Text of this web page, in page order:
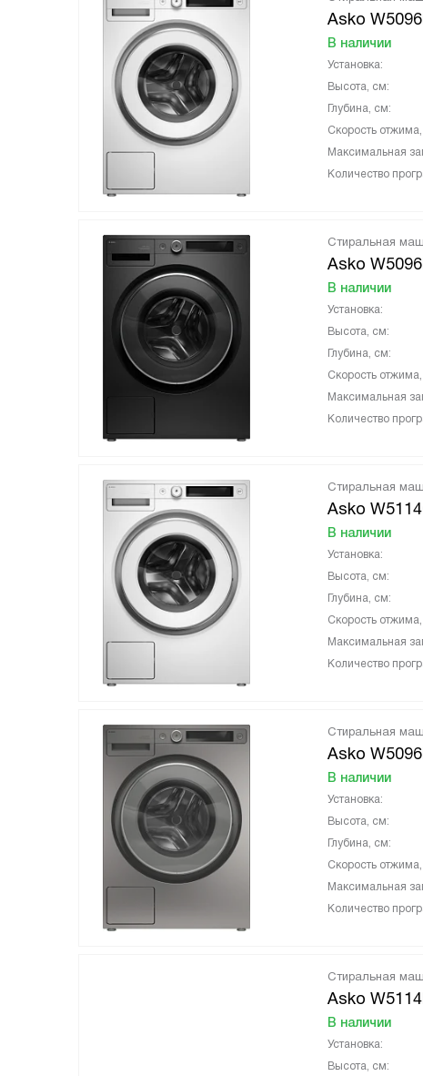
Asko
В наличии
Установка:
Высота, см:
Глубина, см:
Скорость
Максимальная
Количество
Стиральная
Asko
В наличии
Установка:
Высота, см:
Глубина, см:
Скорость
Максимальная
Количество
Стиральная
Asko
В наличии
Установка:
Высота, см:
Глубина, см:
Скорость
Максимальная
Количество
Стиральная
Asko
В наличии
Установка:
Высота, см:
Глубина, см:
Скорость
Максимальная
Количество
Стиральная
Asko
В наличии
Установка:
Высота, см: